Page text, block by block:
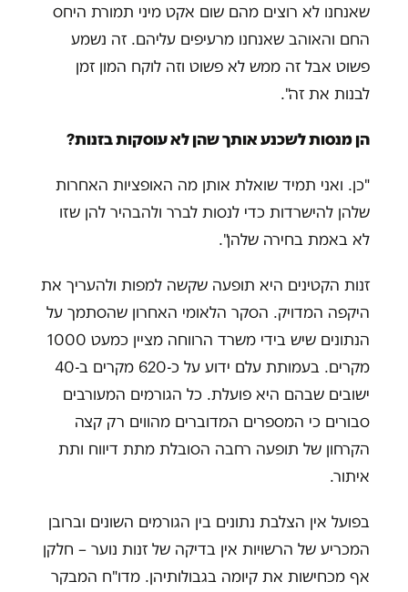
שאנחנו לא רוצים מהם שום אקט מיני תמורת היחס
החם והאוהב שאנחנו מרעיפים עליהם. זה נשמע
פשוט אבל זה ממש לא פשוט וזה לוקח המון זמן
לבנות את זה".
הן מנסות לשכנע אותך שהן לא עוסקות בזנות?
"כן. ואני תמיד שואלת אותן מה האופציות האחרות
שלהן להישרדות כדי לנסות לברר ולהבהיר להן שזו
לא באמת בחירה שלהן".
זנות הקטינים היא תופעה שקשה למפות ולהעריך את
היקפה המדויק. הסקר הלאומי האחרון שהסתמך על
הנתונים שיש בידי משרד הרווחה מציין כמעט 1000
מקרים. בעמותת עלם ידוע על כ-620 מקרים ב-40
ישובים שבהם היא פועלת. כל הגורמים המעורבים
סבורים כי המספרים המדוברים מהווים רק קצה
הקרחון של תופעה רחבה הסובלת מתת דיווח ותת
איתור.
בפועל אין הצלבת נתונים בין הגורמים השונים וברובן
המכריע של הרשויות אין בדיקה של זנות נוער – חלקן
אף מכחישות את קיומה בגבולותיהן. מדו"ח המבקר